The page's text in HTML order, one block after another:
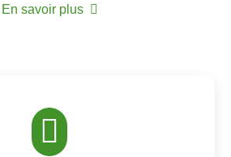
En savoir plus